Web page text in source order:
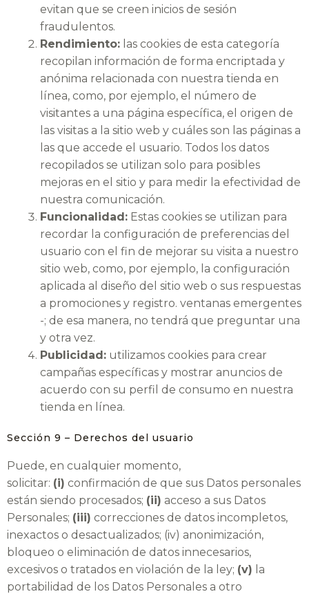
evitan que se creen inicios de sesión
fraudulentos.
Rendimiento: las cookies de esta categoría
recopilan información de forma encriptada y
anónima relacionada con nuestra tienda en
línea, como, por ejemplo, el número de
visitantes a una página específica, el origen de
las visitas a la sitio web y cuáles son las páginas a
las que accede el usuario. Todos los datos
recopilados se utilizan solo para posibles
mejoras en el sitio y para medir la efectividad de
nuestra comunicación.
Funcionalidad: Estas cookies se utilizan para
recordar la configuración de preferencias del
usuario con el fin de mejorar su visita a nuestro
sitio web, como, por ejemplo, la configuración
aplicada al diseño del sitio web o sus respuestas
a promociones y registro. ventanas emergentes
-; de esa manera, no tendrá que preguntar una
y otra vez.
Publicidad: utilizamos cookies para crear
campañas específicas y mostrar anuncios de
acuerdo con su perfil de consumo en nuestra
tienda en línea.
Sección 9 – Derechos del usuario
Puede, en cualquier momento,
solicitar: (i) confirmación de que sus Datos personales
están siendo procesados; (ii) acceso a sus Datos
Personales; (iii) correcciones de datos incompletos,
inexactos o desactualizados; (iv) anonimización,
bloqueo o eliminación de datos innecesarios,
excesivos o tratados en violación de la ley; (v) la
portabilidad de los Datos Personales a otro